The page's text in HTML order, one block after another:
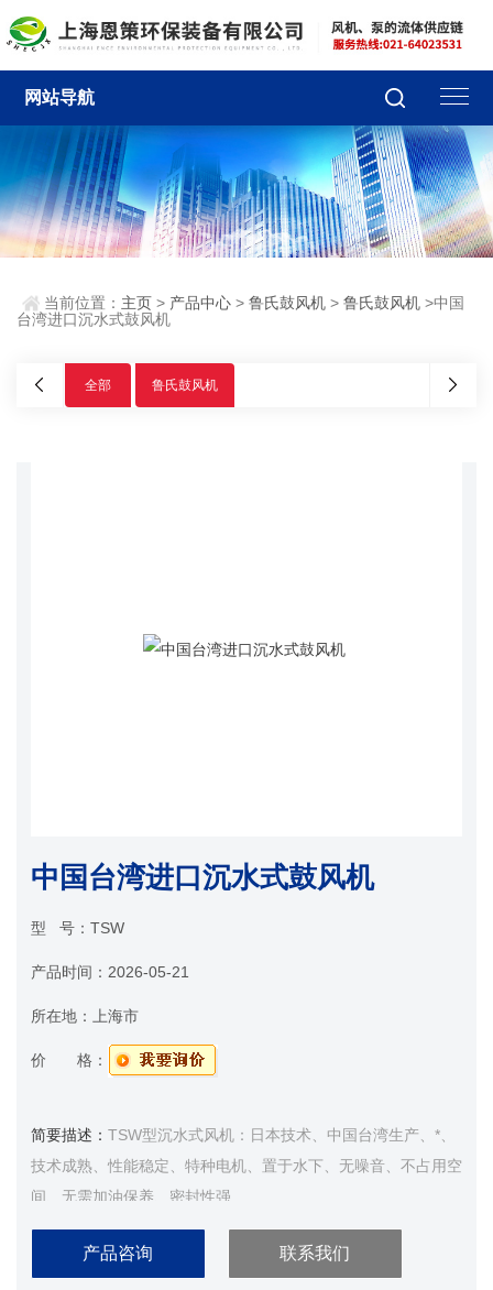
网站导航
当前位置： 主页 > 产品中心 >鲁氏鼓风机 >鲁氏鼓风机 >中国
台湾进口沉水式鼓风机
全部 鲁氏鼓风机
中国台湾进口沉水式鼓风机
型 号： TSW
产品时间： 2026-05-21
所在地： 上海市
价 格：
简要描述： TSW型沉水式风机：日本技术、中国台湾生产、*、
技术成熟、性能稳定、特种电机、置于水下、无噪音、不占用空
间、无需加油保养、密封性强
产品咨询 联系我们